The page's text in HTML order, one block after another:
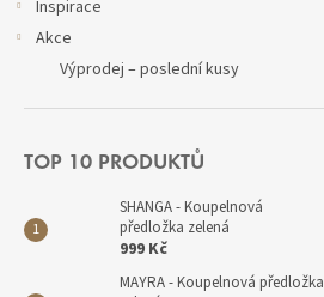
Inspirace
Akce
Výprodej – poslední kusy
TOP 10 PRODUKTŮ
SHANGA - Koupelnová
předložka zelená
999 Kč
MAYRA - Koupelnová předložka